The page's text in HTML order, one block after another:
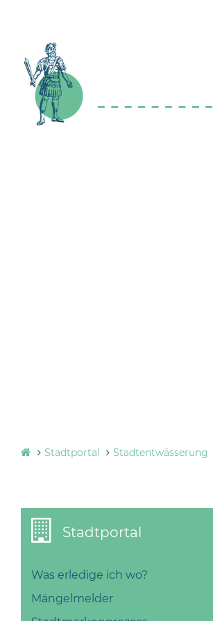
Stadtportal Stadtentwässerung
Stadtportal
Was erledige ich wo?
Mängelmelder